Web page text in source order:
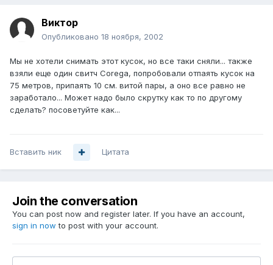
Виктор
Опубликовано 18 ноября, 2002
Мы не хотели снимать этот кусок, но все таки сняли... также
взяли еще один свитч Corega, попробовали отпаять кусок на
75 метров, припаять 10 см. витой пары, а оно все равно не
заработало... Может надо было скрутку как то по другому
сделать? посоветуйте как...
Вставить ник Цитата
Join the conversation
You can post now and register later. If you have an account,
sign in now to post with your account.